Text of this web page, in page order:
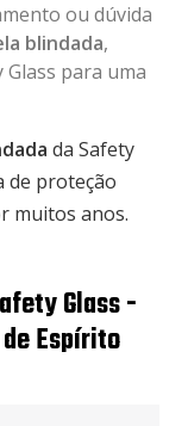
ou dúvida
blindada,
para uma
da Safety
de proteção
muitos anos.
Glass -
Espírito